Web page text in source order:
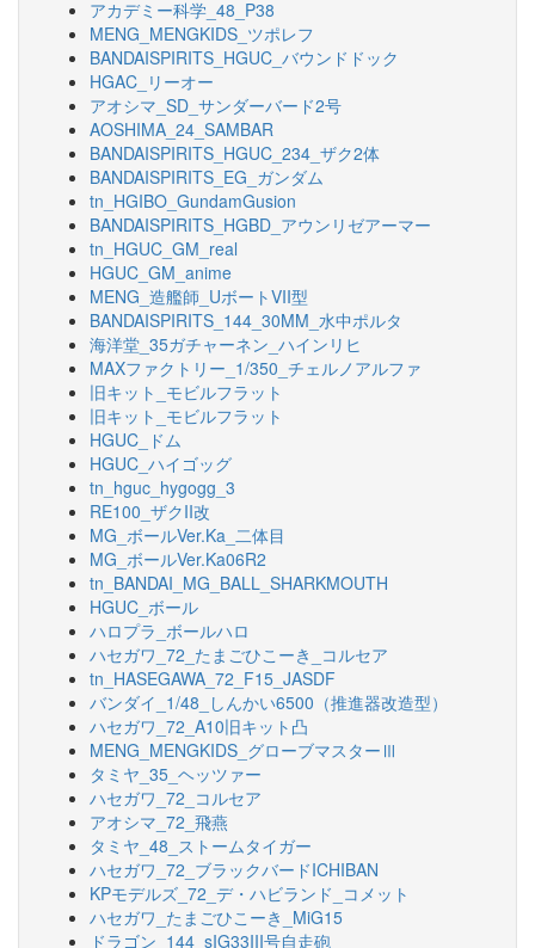
アカデミー科学_48_P38
MENG_MENGKIDS_ツポレフ
BANDAISPIRITS_HGUC_バウンドドック
HGAC_リーオー
アオシマ_SD_サンダーバード2号
AOSHIMA_24_SAMBAR
BANDAISPIRITS_HGUC_234_ザク2体
BANDAISPIRITS_EG_ガンダム
tn_HGIBO_GundamGusion
BANDAISPIRITS_HGBD_アウンリゼアーマー
tn_HGUC_GM_real
HGUC_GM_anime
MENG_造艦師_UボートVII型
BANDAISPIRITS_144_30MM_水中ポルタ
海洋堂_35ガチャーネン_ハインリヒ
MAXファクトリー_1/350_チェルノアルファ
旧キット_モビルフラット
旧キット_モビルフラット
HGUC_ドム
HGUC_ハイゴッグ
tn_hguc_hygogg_3
RE100_ザクII改
MG_ボールVer.Ka_二体目
MG_ボールVer.Ka06R2
tn_BANDAI_MG_BALL_SHARKMOUTH
HGUC_ボール
ハロプラ_ボールハロ
ハセガワ_72_たまごひこーき_コルセア
tn_HASEGAWA_72_F15_JASDF
バンダイ_1/48_しんかい6500（推進器改造型）
ハセガワ_72_A10旧キット凸
MENG_MENGKIDS_グローブマスターⅢ
タミヤ_35_ヘッツァー
ハセガワ_72_コルセア
アオシマ_72_飛燕
タミヤ_48_ストームタイガー
ハセガワ_72_ブラックバードICHIBAN
KPモデルズ_72_デ・ハビランド_コメット
ハセガワ_たまごひこーき_MiG15
ドラゴン_144_sIG33III号自走砲